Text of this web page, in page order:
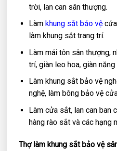
trời, lan can sân thượng.
Làm khung sắt bảo vệcửa
làm khung sắt trang trí.
Làm mái tôn sân thượng,
trí, giàn leo hoa, giàn
Làm khung sắt bảo vệ
nghệ, làm bông bảo vệ
Làm cửa sắt, lan can ban
hàng rào sắt và các hạng
Thợ làm khung sắt bảo vệ